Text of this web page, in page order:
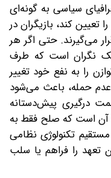
سیاسی به گونه‌ای
تعیین کند، بازیگران در
می‌گیرند. حتی اگر هر
نگران است که طرف
را به نفع خود تغییر
عدم حمله، باعث می‌شود
درگیری پیش‌دستانه
است که صلح فقط به
تکنولوژی نظامی
تعهد را فراهم یا سلب